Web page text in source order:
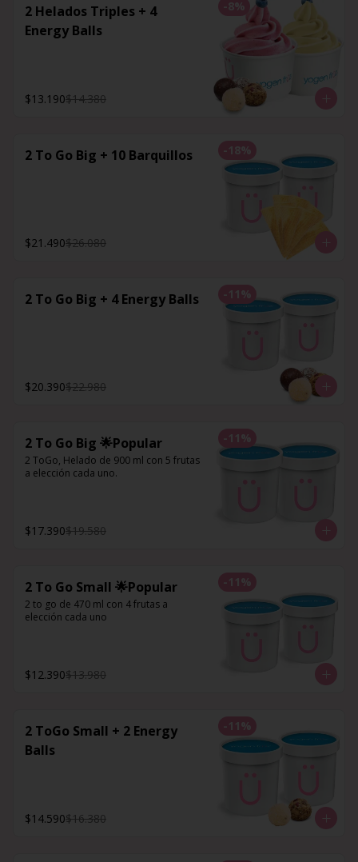
-8%
2 Helados Triples + 4
Energy Balls
$13.190$14.380
-18%
2 To Go Big + 10 Barquillos
$21.490$26.080
-11 %
2 To Go Big + 4 Energy Balls
$20.390$22.980
-11 %
2 To Go Big 🌟Popular
2 ToGo, Helado de 900 ml con 5 frutas
a elección cada uno.
$17.390$19.580
-11 %
2 To Go Small 🌟Popular
2 to go de 470 ml con 4 frutas a
elección cada uno
$12.390$13.980
-11 %
2 ToGo Small + 2 Energy
Balls
$14.590$16.380